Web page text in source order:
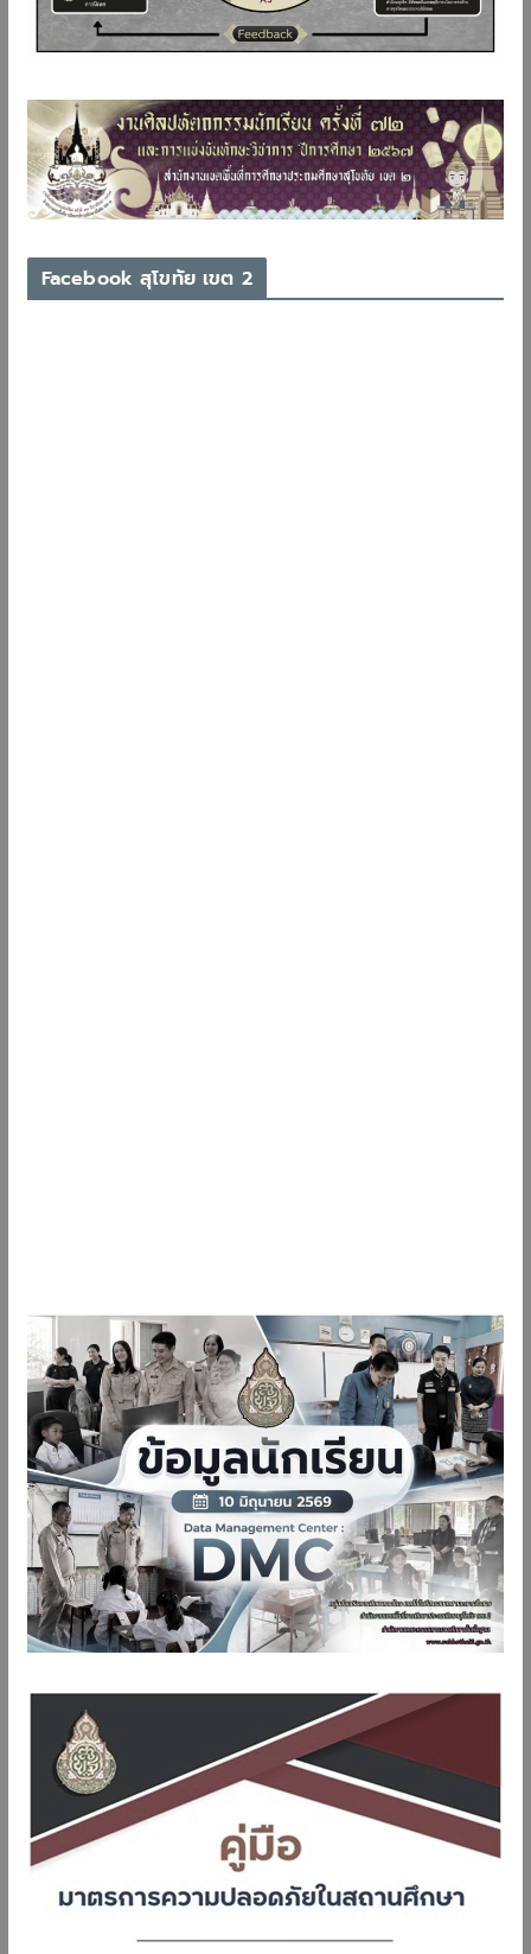
Facebook สุโขทัย เขต 2